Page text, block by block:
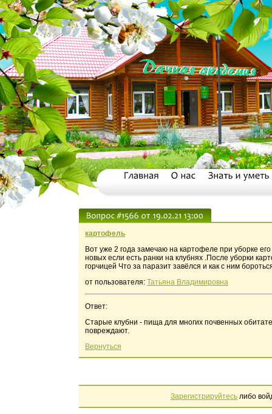
картофель
Вот уже 2 года замечаю на картофеле при уборке
новых если есть ранки на клубнях .После уборки
горчицей Что за паразит завёлся и как с ним
от пользователя: Татьяна Владимировна
Ответ:
Старые клубни - пища для многих почвенных
повреждают.
Вернуться
Зарегистрируйтесь либо